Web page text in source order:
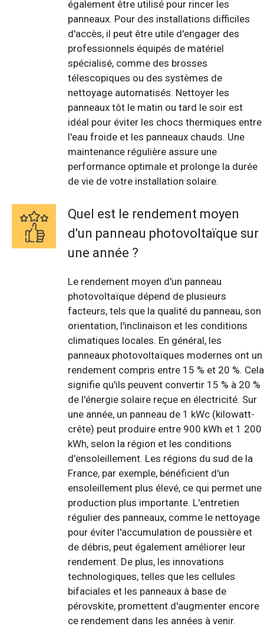
également être utilisé pour rincer les
panneaux. Pour des installations difficiles
d'accès, il peut être utile d'engager des
professionnels équipés de matériel
spécialisé, comme des brosses
télescopiques ou des systèmes de
nettoyage automatisés. Nettoyer les
panneaux tôt le matin ou tard le soir est
idéal pour éviter les chocs thermiques entre
l'eau froide et les panneaux chauds. Une
maintenance régulière assure une
performance optimale et prolonge la durée
de vie de votre installation solaire.
Quel est le rendement moyen
d'un panneau photovoltaïque sur
une année ?
Le rendement moyen d'un panneau
photovoltaïque dépend de plusieurs
facteurs, tels que la qualité du panneau, son
orientation, l'inclinaison et les conditions
climatiques locales. En général, les
panneaux photovoltaïques modernes ont un
rendement compris entre 15 % et 20 %. Cela
signifie qu'ils peuvent convertir 15 % à 20 %
de l'énergie solaire reçue en électricité. Sur
une année, un panneau de 1 kWc (kilowatt-
crête) peut produire entre 900 kWh et 1 200
kWh, selon la région et les conditions
d'ensoleillement. Les régions du sud de la
France, par exemple, bénéficient d'un
ensoleillement plus élevé, ce qui permet une
production plus importante. L'entretien
régulier des panneaux, comme le nettoyage
pour éviter l'accumulation de poussière et
de débris, peut également améliorer leur
rendement. De plus, les innovations
technologiques, telles que les cellules
bifaciales et les panneaux à base de
pérovskite, promettent d'augmenter encore
ce rendement dans les années à venir.